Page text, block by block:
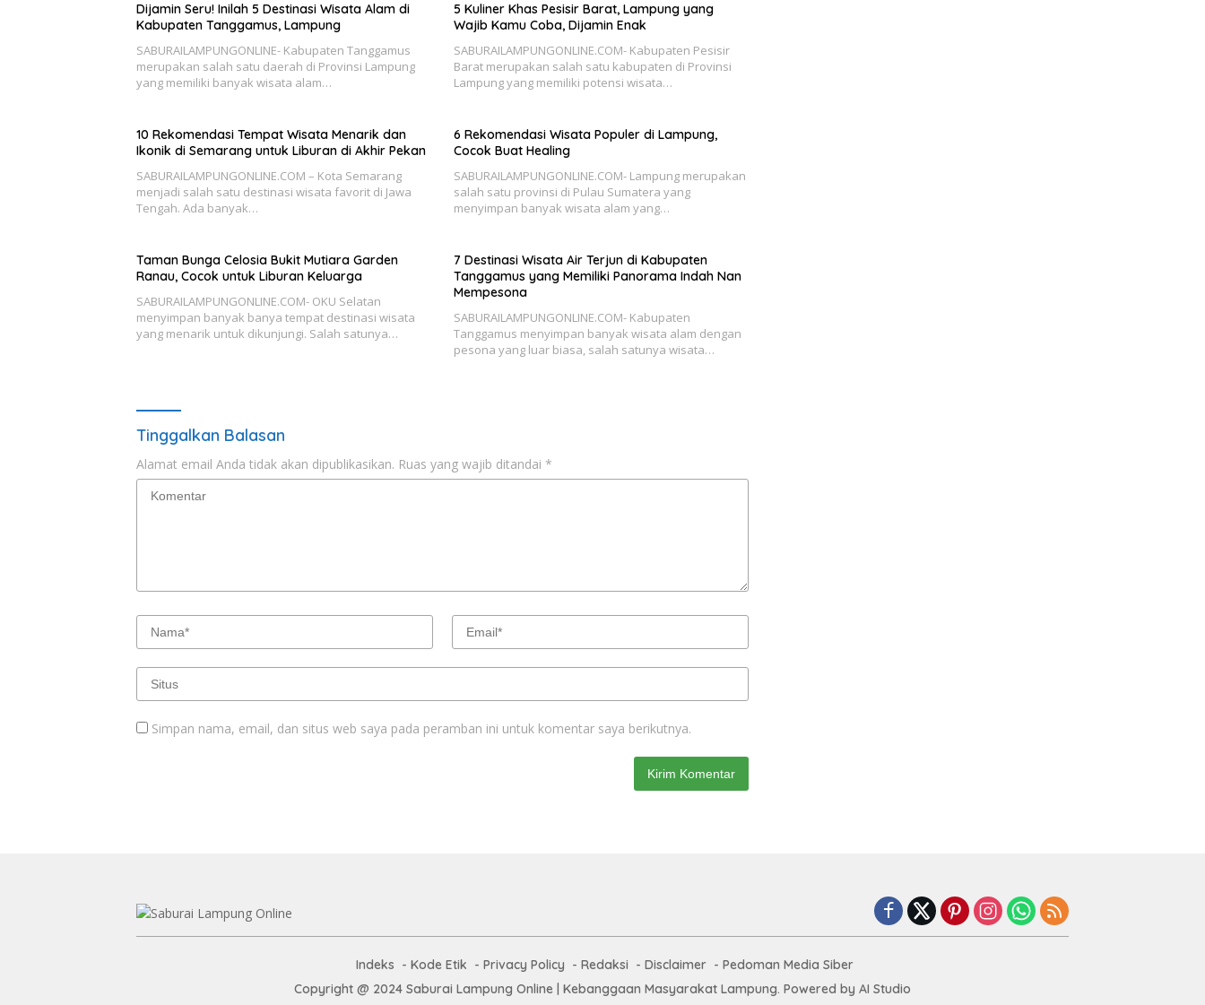
Dijamin Seru! Inilah 5 Destinasi Wisata Alam di
Kabupaten Tanggamus, Lampung
SABURAILAMPUNGONLINE- Kabupaten Tanggamus
merupakan salah satu daerah di Provinsi Lampung
yang memiliki banyak wisata alam…
5 Kuliner Khas Pesisir Barat, Lampung yang
Wajib Kamu Coba, Dijamin Enak
SABURAILAMPUNGONLINE.COM- Kabupaten Pesisir
Barat merupakan salah satu kabupaten di Provinsi
Lampung yang memiliki potensi wisata…
10 Rekomendasi Tempat Wisata Menarik dan
Ikonik di Semarang untuk Liburan di Akhir Pekan
SABURAILAMPUNGONLINE.COM – Kota Semarang
menjadi salah satu destinasi wisata favorit di Jawa
Tengah. Ada banyak…
6 Rekomendasi Wisata Populer di Lampung,
Cocok Buat Healing
SABURAILAMPUNGONLINE.COM- Lampung merupakan
salah satu provinsi di Pulau Sumatera yang
menyimpan banyak wisata alam yang…
Taman Bunga Celosia Bukit Mutiara Garden
Ranau, Cocok untuk Liburan Keluarga
SABURAILAMPUNGONLINE.COM- OKU Selatan
menyimpan banyak banya tempat destinasi wisata
yang menarik untuk dikunjungi. Salah satunya…
7 Destinasi Wisata Air Terjun di Kabupaten
Tanggamus yang Memiliki Panorama Indah Nan
Mempesona
SABURAILAMPUNGONLINE.COM- Kabupaten
Tanggamus menyimpan banyak wisata alam dengan
pesona yang luar biasa, salah satunya wisata…
Tinggalkan Balasan
Alamat email Anda tidak akan dipublikasikan. Ruas yang wajib ditandai *
Simpan nama, email, dan situs web saya pada peramban ini untuk komentar saya berikutnya.
Indeks Kode Etik Privacy Policy Redaksi Disclaimer
Pedoman Media Siber
Copyright @ 2024 Saburai Lampung Online | Kebanggaan Masyarakat Lampung. Powered by AI Studio